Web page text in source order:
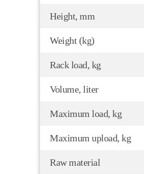
Height, mm
Weight (kg)
Rack load, kg
Volume, liter
Maximum load, kg
Maximum upload, kg
Raw material